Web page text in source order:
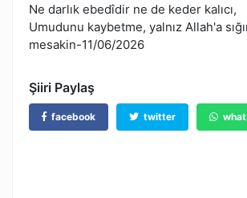
Ne darlık ebedîdir ne de keder kalıcı,
Umudunu kaybetme, yalnız Allah'a
mesakin-11/06/2026
Şiiri Paylaş
facebook twitter